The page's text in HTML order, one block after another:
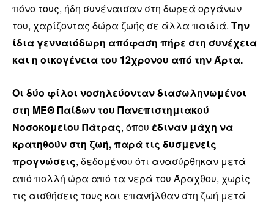
πόνο τους, ήδη συνέναισαν στη δωρεά οργάνων
του, χαρίζοντας δώρα ζωής σε άλλα παιδιά. Την
ίδια γενναιόδωρη απόφαση πήρε στη συνέχεια
και η οικογένεια του 12χρονου από την Άρτα.
Οι δύο φίλοι νοσηλεύονταν διασωληνωμένοι
στη ΜΕΘ Παίδων του Πανεπιστημιακού
Νοσοκομείου Πάτρας, όπου έδιναν μάχη να
κρατηθούν στη ζωή, παρά τις δυσμενείς
προγνώσεις, δεδομένου ότι ανασύρθηκαν μετά
από πολλή ώρα από τα νερά του Άραχθου, χωρίς
τις αισθήσεις τους και επανήλθαν στη ζωή μετά